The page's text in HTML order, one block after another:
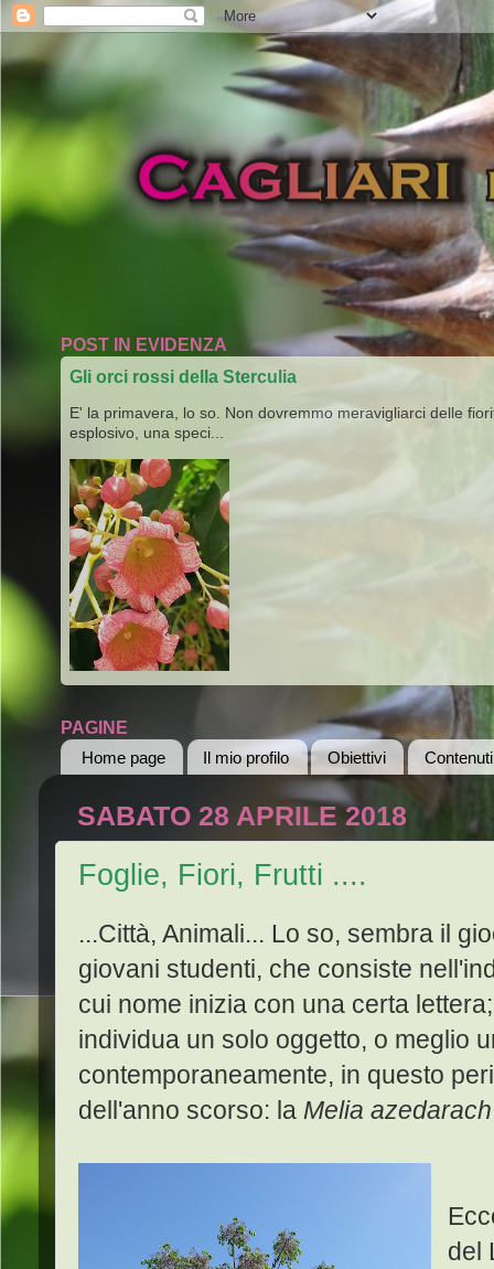
POST IN EVIDENZA
Gli orci rossi della Sterculia
E' la primavera, lo so. Non dovremmo meravigliarci delle
esplosivo, una speci...
PAGINE
Home page
Il mio profilo Obiettivi Contenuti
SABATO 28 APRILE 2018
Foglie, Fiori, Frutti ....
...Città, Animali... Lo so, sembra il
giovani studenti, che consiste
cui nome inizia con una certa
individua un solo oggetto, o meglio
contemporaneamente, in questo
dell'anno scorso: la Melia
del